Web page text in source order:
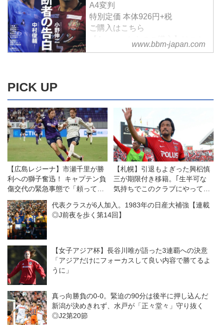
A4変判
特別定価 本体926円+税
ご購入はこちら
【Amazonからのご購入】はこち
ら
サッカーマガジン編集部
Amazonでサッカーマガジン編集
部の月刊サッカーマガジン 2019
年 11 月号 特集:決断者の告白 [特
別付録:オリジナルFOOTISTAシリ
アルコード WCC...
www.bbm-japan.com
PICK UP
【広島レジーナ】市瀬千里が勝
利への獅子奮迅！ キャプテン負
傷交代の緊急事態で「頼ってき
たところを、全部自分がやる」
【札幌】引退もよぎった興梠慎
三が期限付き移籍。｢生半可な
気持ちでこのクラブにやって来
代表クラスが6人加入。1983年の日産大補強【連載
◎J前夜を歩く第14回】
【女子アジア杯】長谷川唯が語った3連覇への決意
「アジアだけにフォーカスして良い内容で勝てるよ
うに」
真っ向勝負の0-0。緊迫の90分は後半に押し込んだ
新潟が決めきれず、水戸が「正々堂々」守り抜く
◎J2第20節